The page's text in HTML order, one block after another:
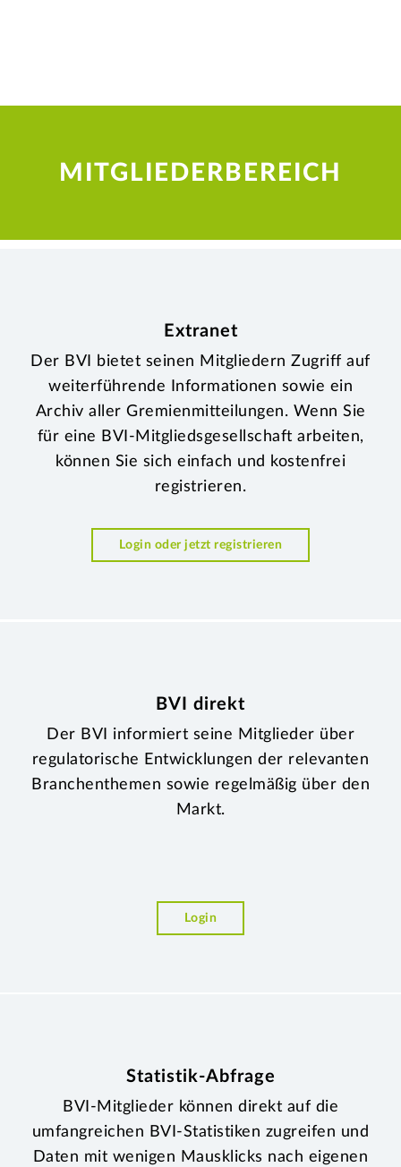
MITGLIEDERBEREICH
Extranet
Der BVI bietet seinen Mitgliedern Zugriff auf
weiterführende Informationen sowie ein
Archiv aller Gremienmitteilungen. Wenn Sie
für eine BVI-Mitgliedsgesellschaft arbeiten,
können Sie sich einfach und kostenfrei
registrieren.
Login oder jetzt registrieren
BVI direkt
Der BVI informiert seine Mitglieder über
regulatorische Entwicklungen der relevanten
Branchenthemen sowie regelmäßig über den
Markt.
Login
Statistik-Abfrage
BVI-Mitglieder können direkt auf die
umfangreichen BVI-Statistiken zugreifen und
Daten mit wenigen Mausklicks nach eigenen